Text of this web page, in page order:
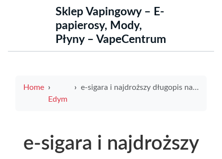
Sklep Vapingowy – E-
papierosy, Mody,
Płyny – VapeCentrum
Home
Edym
e-sigara i najdroższy długopis na świecie w jednym przewodniku o luksusie, historii i rekordowych cenach
e-sigara i najdroższy